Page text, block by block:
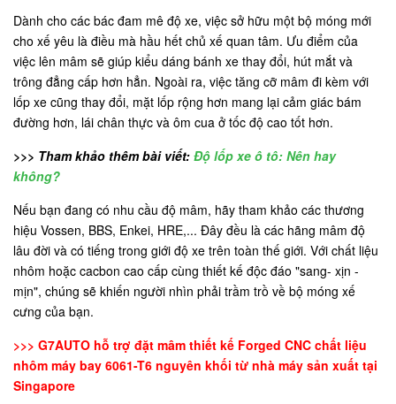
Dành cho các bác đam mê độ xe, việc sở hữu một bộ móng mới
cho xế yêu là điều mà hầu hết chủ xế quan tâm. Ưu điểm của
việc lên mâm sẽ giúp kiểu dáng bánh xe thay đổi, hút mắt và
trông đẳng cấp hơn hẳn. Ngoài ra, việc tăng cỡ mâm đi kèm với
lốp xe cũng thay đổi, mặt lốp rộng hơn mang lại cảm giác bám
đường hơn, lái chân thực và ôm cua ở tốc độ cao tốt hơn.
>>> Tham khảo thêm bài viết: Độ lốp xe ô tô: Nên hay
không?
Nếu bạn đang có nhu cầu độ mâm, hãy tham khảo các thương
hiệu Vossen, BBS, Enkei, HRE,... Đây đều là các hãng mâm độ
lâu đời và có tiếng trong giới độ xe trên toàn thế giới. Với chất liệu
nhôm hoặc cacbon cao cấp cùng thiết kế độc đáo "sang- xịn -
mịn", chúng sẽ khiến người nhìn phải trầm trồ về bộ móng xế
cưng của bạn.
>>> G7AUTO hỗ trợ đặt mâm thiết kế Forged CNC chất liệu
nhôm máy bay 6061-T6 nguyên khối từ nhà máy sản xuất tại
Singapore